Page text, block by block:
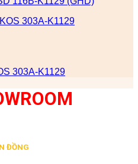
303A-K1129
ĐỒNG